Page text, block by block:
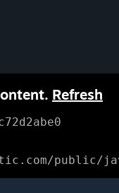
Refresh
public/